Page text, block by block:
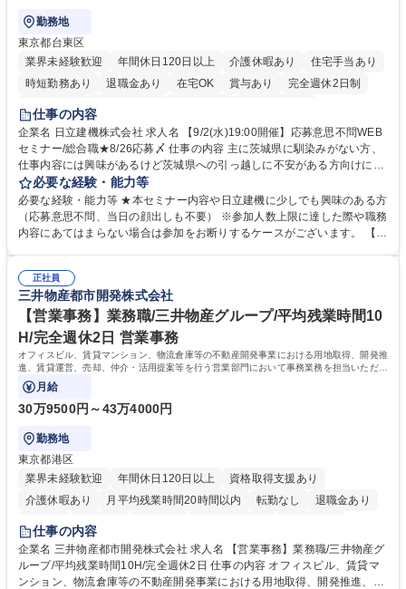
勤務地
東京都台東区
業界未経験歓迎
年間休日120日以上 介護休暇あり
住宅手当あり
時短勤務あり
退職金あり 在宅OK 賞与あり
完全週休2日制
交通費支給
仕事の内容
企業名 日立建機株式会社 求人名 【9/2(水)19:00開催】応募意思不問WEB
セミナー/総合職★8/26応募〆 仕事の内容 主に茨城県に馴染みがない方、
仕事内容には興味があるけど茨城県への引っ越しに不安がある方向けに、
地域情報を中心としたWEBセミナーを実施します。地域情報、福利厚生情
報等をお伝えします。 【セミナー内容】■地域説明、周辺施設情報を中心
にお伝えし、住宅相場や実際に社員がどの地域に住んでどのような生活を
しているのかについてもお伝えします。日立建機には借上げ部屋制度、住
参加時のお顔出しも不要です。ぜひ、お気軽にエントリーください。 募集
職種 【9/2(水)19:00開催】応募意思不問WEBセミナー/総合職★8/26応募
〆
必要な経験・能力等
必要な経験・能力等 ★本セミナー内容や日立建機に少しでも興味のある方
（応募意思不問、当日の顔出しも不要） ※参加人数上限に達した際や職務
内容にあてはまらない場合は参加をお断りするケースがございます。 【主
格：正社員
三井物産都市開発株式会社
【営業事務】業務職/三井物産グループ/平均残業時間10
H/完全週休2日 営業事務
オフィスビル、賃貸マンション、物流倉庫等の不動産開発事業における用地取得、開発推
進、賃貸運営、売却、仲介・活用提案等を行う営業部門において事務業務を担当いただき
ます。
月給
30万9500円～43万4000円
勤務地
東京都港区
業界未経験歓迎
年間休日120日以上
資格取得支援あり
介護休暇あり
月平均残業時間20時間以内 転勤なし
退職金あり
在宅OK
賞与あり
駅近5分以内
土日祝休み 寮・社宅あり
仕事の内容
企業名 三井物産都市開発株式会社 求人名 【営業事務】業務職/三井物産グ
ループ/平均残業時間10H/完全週休2日 仕事の内容 オフィスビル、賃貸マ
ンション、物流倉庫等の不動産開発事業における用地取得、開発推進、賃